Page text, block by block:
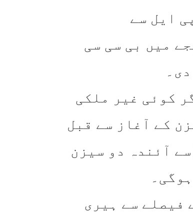
ایل سے
میں بی سی سی
کوئی غیر ملکی
کے آغاز سے قبل
آئندہ دو سیزن
فیصلے سے ہیری